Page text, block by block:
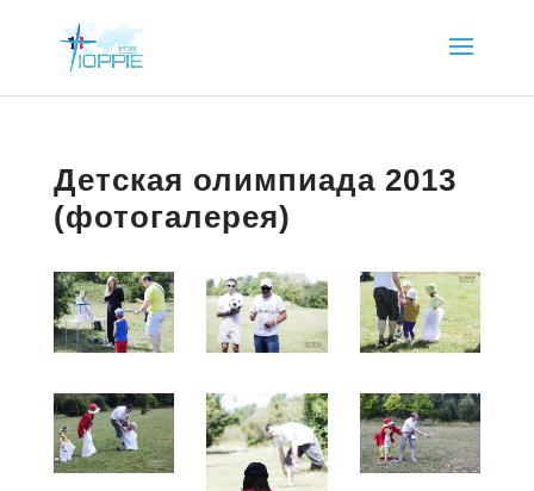
Детская олимпиада 2013
(фотогалерея)